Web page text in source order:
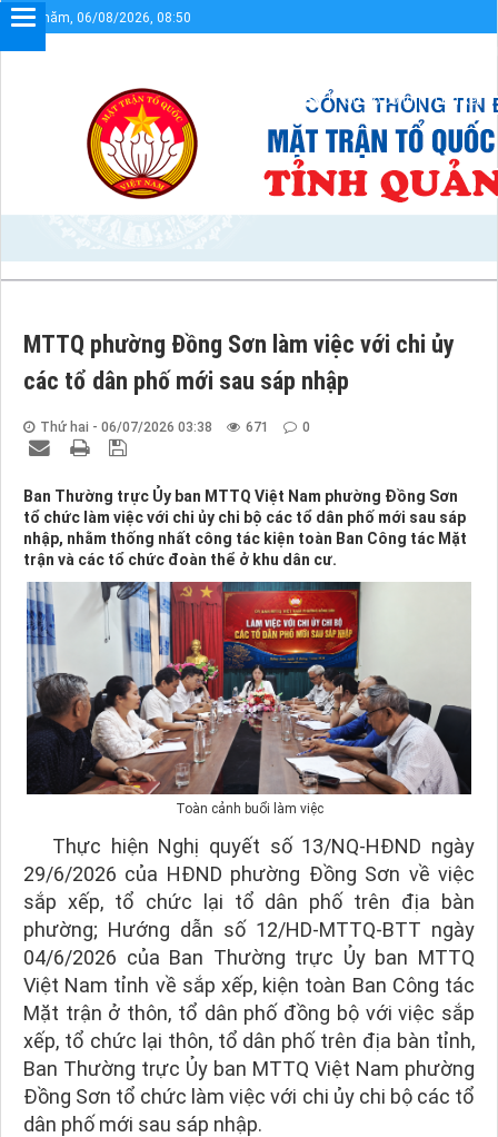
Thứ năm, 06/08/2026, 08:50
Sơ đồ cổng Liên kết
MTTQ phường Đồng Sơn làm việc với chi ủy
các tổ dân phố mới sau sáp nhập
Thứ hai - 06/07/2026 03:38 671 0
Ban Thường trực Ủy ban MTTQ Việt Nam phường Đồng Sơn
tổ chức làm việc với chi ủy chi bộ các tổ dân phố mới sau sáp
nhập, nhằm thống nhất công tác kiện toàn Ban Công tác Mặt
trận và các tổ chức đoàn thể ở khu dân cư.
Toàn cảnh buổi làm việc
Thực hiện Nghị quyết số 13/NQ-HĐND ngày
29/6/2026 của HĐND phường Đồng Sơn về việc
sắp xếp, tổ chức lại tổ dân phố trên địa bàn
phường; Hướng dẫn số 12/HD-MTTQ-BTT ngày
04/6/2026 của Ban Thường trực Ủy ban MTTQ
Việt Nam tỉnh về sắp xếp, kiện toàn Ban Công tác
Mặt trận ở thôn, tổ dân phố đồng bộ với việc sắp
xếp, tổ chức lại thôn, tổ dân phố trên địa bàn tỉnh,
Ban Thường trực Ủy ban MTTQ Việt Nam phường
Đồng Sơn tổ chức làm việc với chi ủy chi bộ các tổ
dân phố mới sau sáp nhập.